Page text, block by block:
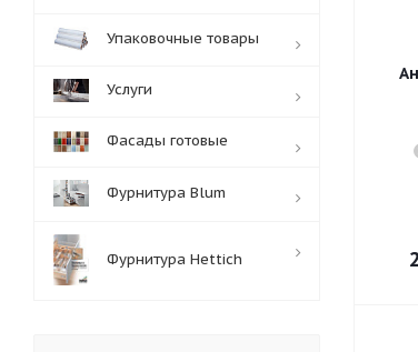
Упаковочные товары
Услуги
Фасады готовые
Фурнитура Blum
Фурнитура Hettich